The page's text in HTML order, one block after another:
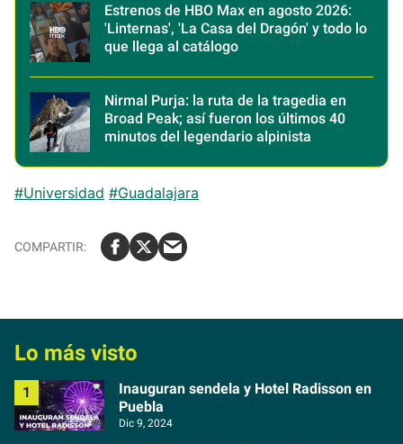
Estrenos de HBO Max en agosto 2026:
'Linternas', 'La Casa del Dragón' y todo lo
que llega al catálogo
Nirmal Purja: la ruta de la tragedia en
Broad Peak; así fueron los últimos 40
minutos del legendario alpinista
#Universidad #Guadalajara
Lo más visto
Inauguran sendela y Hotel Radisson en
Puebla
Dic 9, 2024